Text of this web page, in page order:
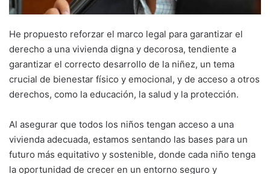
He propuesto reforzar el marco legal para garantizar el
derecho a una vivienda digna y decorosa, tendiente a
garantizar el correcto desarrollo de la niñez, un tema
crucial de bienestar físico y emocional, y de acceso a otros
derechos, como la educación, la salud y la protección.
Al asegurar que todos los niños tengan acceso a una
vivienda adecuada, estamos sentando las bases para un
futuro más equitativo y sostenible, donde cada niño tenga
la oportunidad de crecer en un entorno seguro y